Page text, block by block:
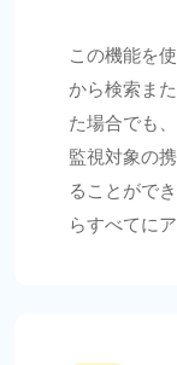
この機能を
から検索ま
た場合でも
監視対象の
ることができ
らすべてに